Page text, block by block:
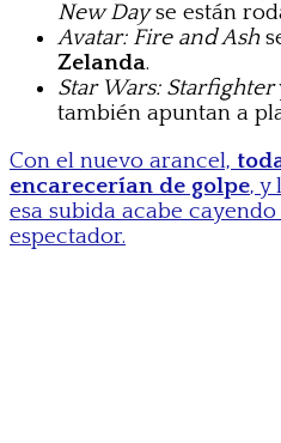
New Dayse están
Avatar: Fire and Ash
Zelanda.
Star Wars: Starfighter
también apuntan a
Con el nuevo arancel,
encarecerían de golpe, y
esa subida acabe
espectador.